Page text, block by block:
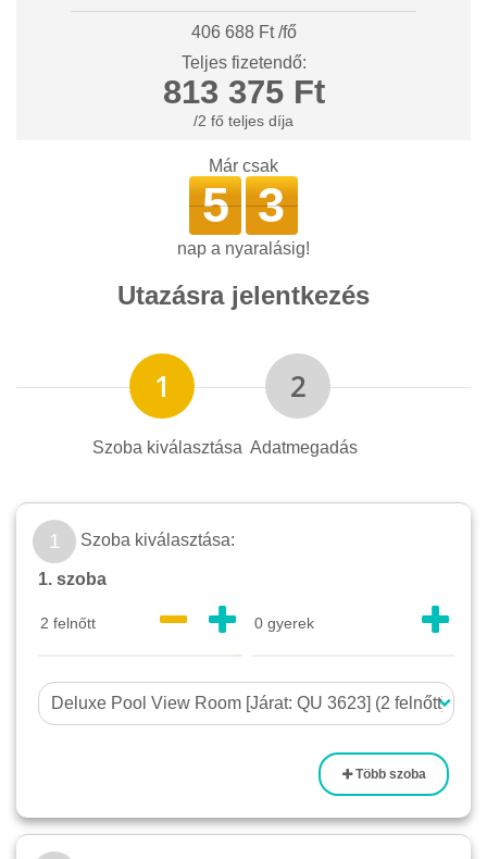
Már csak
5 3
nap a nyaralásig!
Utazásra jelentkezés
Szoba kiválasztása Adatmegadás
1 Szoba kiválasztása:
1. szoba
Több szoba
406 688 Ft /fő
Teljes fizetendő:
813 375 Ft
/2 fő teljes díja